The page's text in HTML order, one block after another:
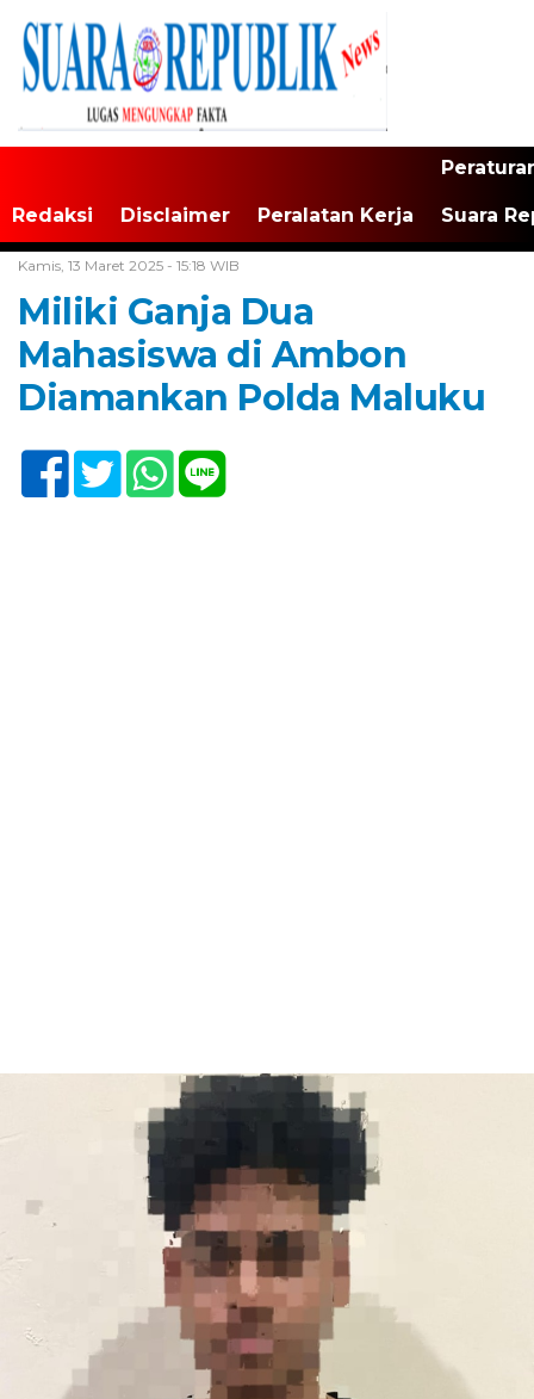
Redaksi Disclaimer Peralatan Kerja Suara
Kamis, 13 Maret 2025 - 15:18 WIB
Miliki Ganja Dua
Mahasiswa di Ambon
Diamankan Polda Maluku